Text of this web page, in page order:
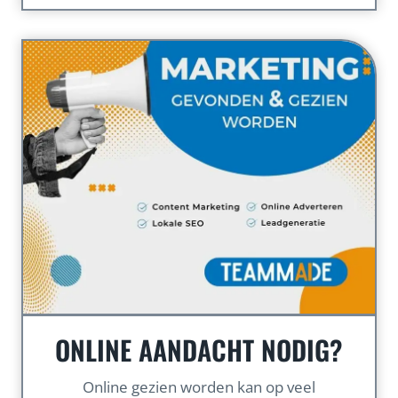
ONLINE AANDACHT NODIG?
Online gezien worden kan op veel